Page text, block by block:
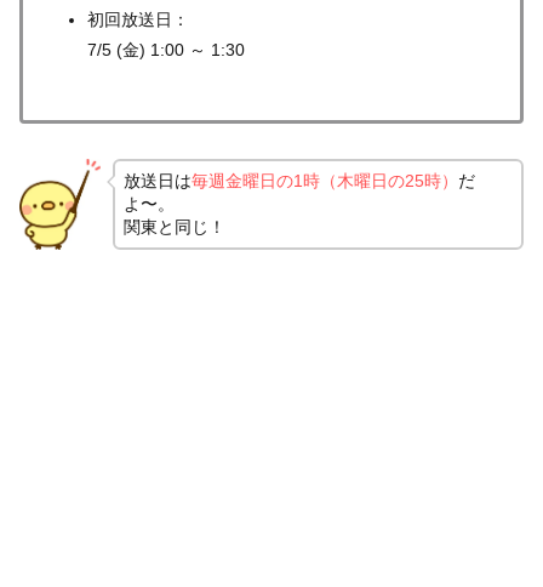
初回放送日：
7/5 (金) 1:00 ～ 1:30
放送日は毎週金曜日の1時（木曜日の25時） だ
よ〜。
関東と同じ！